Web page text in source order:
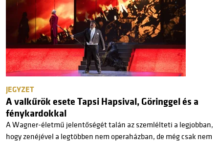
JEGYZET
A valkűrök esete Tapsi Hapsival, Göringgel és a
fénykardokkal
A Wagner-életmű jelentőségét talán az szemlélteti a legjobban,
hogy zenéjével a legtöbben nem operaházban, de még csak nem